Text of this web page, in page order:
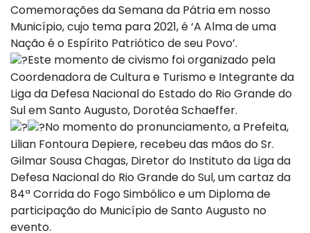
Comemorações da Semana da Pátria em nosso
Município, cujo tema para 2021, é ‘A Alma de uma
Nação é o Espírito Patriótico de seu Povo’.
Este momento de civismo foi organizado pela
Coordenadora de Cultura e Turismo e Integrante da
Liga da Defesa Nacional do Estado do Rio Grande do
Sul em Santo Augusto, Dorotéa Schaeffer.
No momento do pronunciamento, a Prefeita,
Lilian Fontoura Depiere, recebeu das mãos do Sr.
Gilmar Sousa Chagas, Diretor do Instituto da Liga da
Defesa Nacional do Rio Grande do Sul, um cartaz da
84ª Corrida do Fogo Simbólico e um Diploma de
participação do Município de Santo Augusto no
evento.